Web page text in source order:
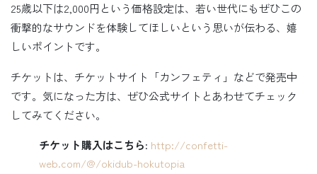
25歳以下は2,000円という価格設定は、若い世代にもぜひこの
衝撃的なサウンドを体験してほしいという思いが伝わる、嬉
しいポイントです。
チケットは、チケットサイト「カンフェティ」などで発売中
です。気になった方は、ぜひ公式サイトとあわせてチェック
してみてください。
チケット購入はこちら: http://confetti-
web.com/@/okidub-hokutopia